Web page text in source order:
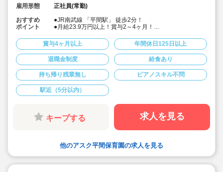
雇用形態
正社員(常勤)
おすすめ
ポイント
●JR南武線 「平間駅」 徒歩2分！
●月給23.9万円以上！賞与2～4ヶ月！
与。有給も追加すると130日以上です！お休み取りやす
いです♪
●持ち帰り仕事NG、残業代は別途全額支給なのでオン／
オフをしっかり切り替えられます。
●「プラチナくるみん」認定を取得しており、積極的な子
育てサポートを行っております☆
●1分単位で残業代を別途支給しています！
賞与4ヶ月以上 年間休日125日以上
退職金制度 給食あり
持ち帰り残業無し ピアノスキル不問
駅近（5分以内）
キープする 求人を見る
他のアスク平間保育園の求人を見る